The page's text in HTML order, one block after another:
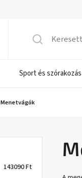
Sport és szórakozás
Menetvágók
143090Ft